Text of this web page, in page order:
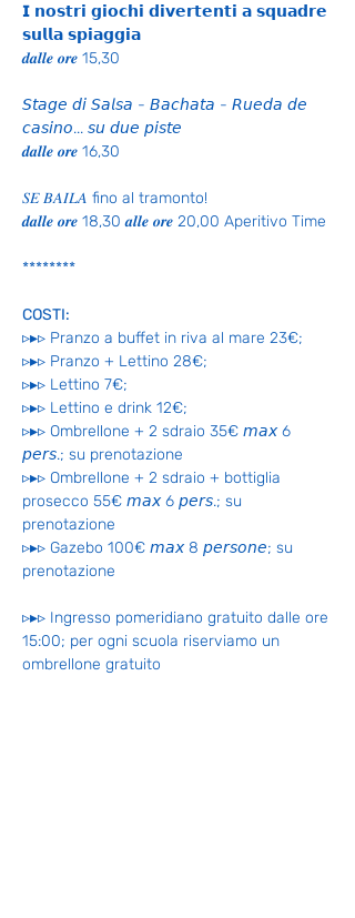
𝗜 𝗻𝗼𝘀𝘁𝗿𝗶 𝗴𝗶𝗼𝗰𝗵𝗶 𝗱𝗶𝘃𝗲𝗿𝘁𝗲𝗻𝘁𝗶 𝗮 𝘀𝗾𝘂𝗮𝗱𝗿𝗲
𝘀𝘂𝗹𝗹𝗮 𝘀𝗽𝗶𝗮𝗴𝗴𝗶𝗮
𝒅𝒂𝒍𝒍𝒆 𝒐𝒓𝒆 15,30
𝘚𝘵𝘢𝘨𝘦 𝘥𝘪 𝘚𝘢𝘭𝘴𝘢 - 𝘉𝘢𝘤𝘩𝘢𝘵𝘢 - 𝘙𝘶𝘦𝘥𝘢 𝘥𝘦
𝘤𝘢𝘴𝘪𝘯𝘰... 𝘴𝘶 𝘥𝘶𝘦 𝘱𝘪𝘴𝘵𝘦
𝒅𝒂𝒍𝒍𝒆 𝒐𝒓𝒆 16,30
𝑆𝐸 𝐵𝐴𝐼𝐿𝐴 fino al tramonto!
𝒅𝒂𝒍𝒍𝒆 𝒐𝒓𝒆 18,30 𝒂𝒍𝒍𝒆 𝒐𝒓𝒆 20,00 Aperitivo Time
********
COSTI:
▹▸▹ Pranzo a buffet in riva al mare 23€;
▹▸▹ Pranzo + Lettino 28€;
▹▸▹ Lettino 7€;
▹▸▹ Lettino e drink 12€;
▹▸▹ Ombrellone + 2 sdraio 35€ 𝘮𝘢𝘹 6
𝘱𝘦𝘳𝘴.; su prenotazione
▹▸▹ Ombrellone + 2 sdraio + bottiglia
prosecco 55€ 𝘮𝘢𝘹 6 𝘱𝘦𝘳𝘴.; su
prenotazione
▹▸▹ Gazebo 100€ 𝘮𝘢𝘹 8 𝘱𝘦𝘳𝘴𝘰𝘯𝘦; su
prenotazione
▹▸▹ Ingresso pomeridiano gratuito dalle ore
15:00; per ogni scuola riserviamo un
ombrellone gratuito